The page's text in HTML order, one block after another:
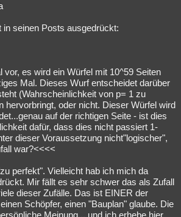
in seinen Posts ausgedrückt:
vor, es wird ein Würfel mit 10^59 Seiten
Mal. Dieses Wurf entscheidet darüber
(Wahrscheinlichkeit von p= 1 zu
hervorbringt, oder nicht. Dieser Würfel wird
auf der richtigen Seite - ist dies
dafür, dass dies nicht passiert 1-
dieser Voraussetzung nicht"logischer",
war?<<<<
perfekt". Vielleicht hab ich mich da
Mir fällt es sehr schwer das als Zufall
dieser Zufälle. Das ist EINER der
Schöpfer, einen "Bauplan" glaube. Die
Meinung... und ich erhebe hier